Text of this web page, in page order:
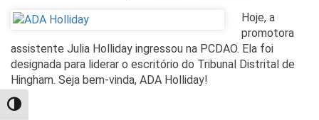
TOGGLE HIGH CONTRAST
Hoje, a
promotora
assistente Julia Holliday ingressou na PCDAO. Ela foi
designada para liderar o escritório do Tribunal Distrital de
Hingham. Seja bem-vinda, ADA Holliday!